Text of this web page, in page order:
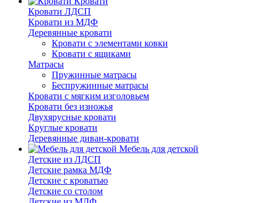
Кровати ЛДСП
Кровати из МДФ
Деревянные кровати
Кровати с элементами ковки
Кровати с ящиками
Матрасы
Пружинные матрасы
Беспружинные матрасы
Кровати с мягким изголовьем
Кровати без изножья
Двухярусные кровати
Круглые кровати
Деревянные диван-кровати
Мебель для детской
Детские из ЛДСП
Детские рамка МДФ
Детские с кроватью
Детские со столом